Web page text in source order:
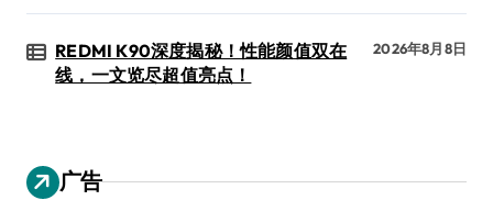
REDMI K90深度揭秘！性能颜值双在
线，一文览尽超值亮点！
2026年8月8日
广告